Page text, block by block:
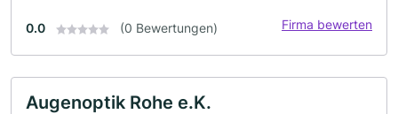
0.0 (0 Bewertungen) Firma bewerten
Augenoptik Rohe e.K.